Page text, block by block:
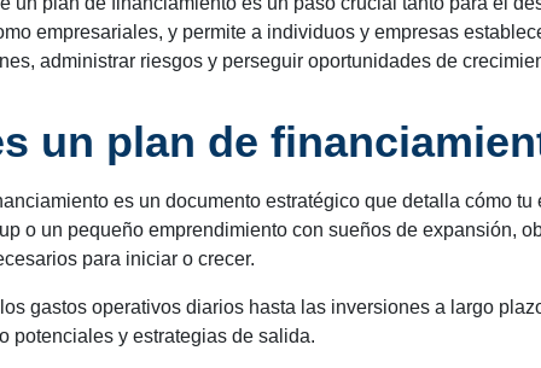
empresariales, y permite a individuos y empresas
administrar riesgos y perseguir oportunidades de
un plan de
es un documento estratégico que detalla cómo tu
o un pequeño emprendimiento con sueños de expansión,
para iniciar o crecer.
gastos operativos diarios hasta las inversiones a largo
potenciales y estrategias de salida.